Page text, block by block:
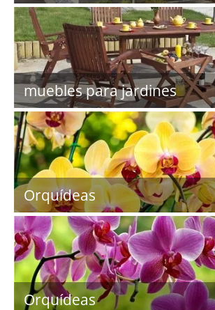
muebles para jardines
Orquídeas
Orquídeas